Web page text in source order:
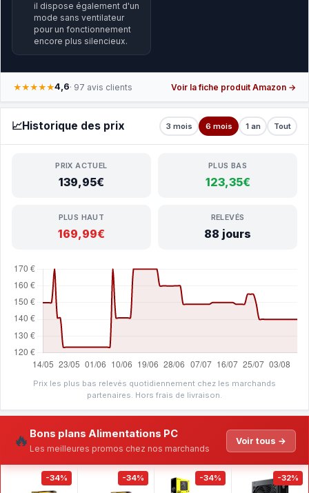
il dispose également d'un
mode sans ventilateur
pour un fonctionnement
encore plus silencieux.
★★★★★4,6· 97 avis clients Voir la fiche produit Amazon →
📈Historique des prix 3 mois 6 mois 1 an Tout
PRIX ACTUEL
139,95€
PLUS BAS
123,35€
PLUS HAUT
169,99€
RELEVÉS
88 jours
Prix les plus bas relevés quotidiennement chez les marchands
partenaires. Hors frais de livraison.
🔥 Bons plans Alimentations PC
Les meilleures promos chez nos marchands
Voir tous →
-34% -34% -34% -32%